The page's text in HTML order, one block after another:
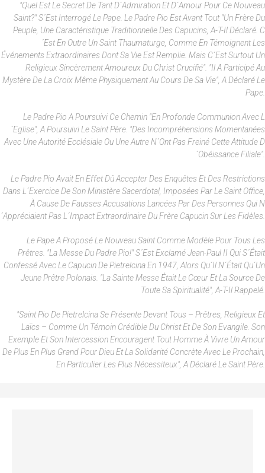
"Quel Est Le Secret De Tant D´admiration Et D´amour Pour Ce Nouveau
Saint?" S´est Interrogé Le Pape. Le Padre Pio Est Avant Tout "un Frère Du
Peuple, Une Caractéristique Traditionnelle Des Capucins, A-T-Il Déclaré. C
´est En Outre Un Saint Thaumaturge, Comme En Témoignent Les
Événements Extraordinaires Dont Sa Vie Est Remplie. Mais C´est Surtout Un
Religieux Sincèrement Amoureux Du Christ Crucifié". "Il A Participé Au
Mystère De La Croix Même Physiquement Au Cours De Sa Vie", A Déclaré Le
Pape.
Le Padre Pio A Poursuivi Ce Chemin "en Profonde Communion Avec L
´Eglise", A Poursuivi Le Saint Père. "Des Incompréhensions Momentanées
Avec Une Autorité Ecclésiale Ou Une Autre N´ont Pas Freiné Cette Attitude D
´obéissance Filiale".
Le Padre Pio Avait En Effet Dû Accepter Des Enquêtes Et Des Restrictions
Dans L´exercice De Son Ministère Sacerdotal, Imposées Par Le Saint Office,
À Cause De Fausses Accusations Lancées Par Des Personnes Qui N
´appréciaient Pas L´impact Extraordinaire Du Frère Capucin Sur Les Fidèles.
Le Pape A Proposé Le Nouveau Saint Comme Modèle Pour Tous Les
Prêtres. "La Messe Du Padre Pio!" S´est Exclamé Jean-Paul II Qui S´était
Confessé Avec Le Capucin De Pietrelcina En 1947, Alors Qu´il N´était Qu´un
Jeune Prêtre Polonais. "La Sainte Messe Était Le Cœur Et La Source De
Toute Sa Spiritualité", A-T-Il Rappelé.
"Saint Pio De Pietrelcina Se Présente Devant Tous – Prêtres, Religieux Et
Laïcs – Comme Un Témoin Crédible Du Christ Et De Son Evangile. Son
Exemple Et Son Intercession Encouragent Tout Homme À Vivre Un Amour
De Plus En Plus Grand Pour Dieu Et La Solidarité Concrète Avec Le Prochain,
En Particulier Les Plus Nécessiteux", A Déclaré Le Saint Père.